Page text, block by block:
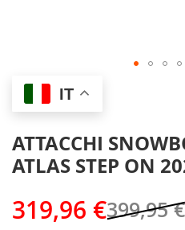
IT
ATTACCHI
ATLAS STEP ON
319,96 €399,95 €
Skip
the
of
the